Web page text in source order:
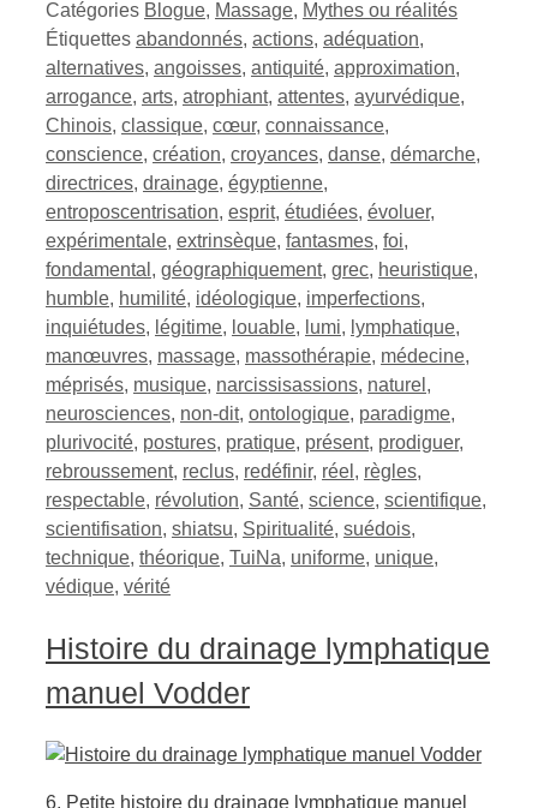
Catégories Blogue, Massage, Mythes ou réalités
Étiquettes abandonnés, actions, adéquation,
alternatives, angoisses, antiquité, approximation,
arrogance, arts, atrophiant, attentes, ayurvédique,
Chinois, classique, cœur, connaissance,
conscience, création, croyances, danse, démarche,
directrices, drainage, égyptienne,
entroposcentrisation, esprit, étudiées, évoluer,
expérimentale, extrinsèque, fantasmes, foi,
fondamental , géographiquement, grec, heuristique,
humble, humilité, idéologique, imperfections,
inquiétudes, légitime, louable, lumi, lymphatique,
manœuvres, massage, massothérapie, médecine,
méprisés, musique, narcissisassions, naturel ,
neurosciences, non-dit, ontologique, paradigme,
plurivocité, postures, pratique, présent, prodiguer,
rebroussement, reclus, redéfinir, réel , règles,
respectable, révolution, Santé, science, scientifique,
scientifisation, shiatsu, Spiritualité, suédois,
technique, théorique, TuiNa, uniforme, unique,
védique, vérité
Histoire du drainage lymphatique
manuel Vodder
6. Petite histoire du drainage lymphatique manuel